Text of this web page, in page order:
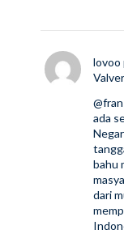
lovoo
@fran
ada
bahu
dari